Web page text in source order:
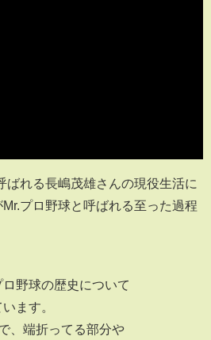
ばれる長嶋茂雄さんの現役生活に
プロ野球と呼ばれる至った過程
野球の歴史について
ます。
、端折ってる部分や